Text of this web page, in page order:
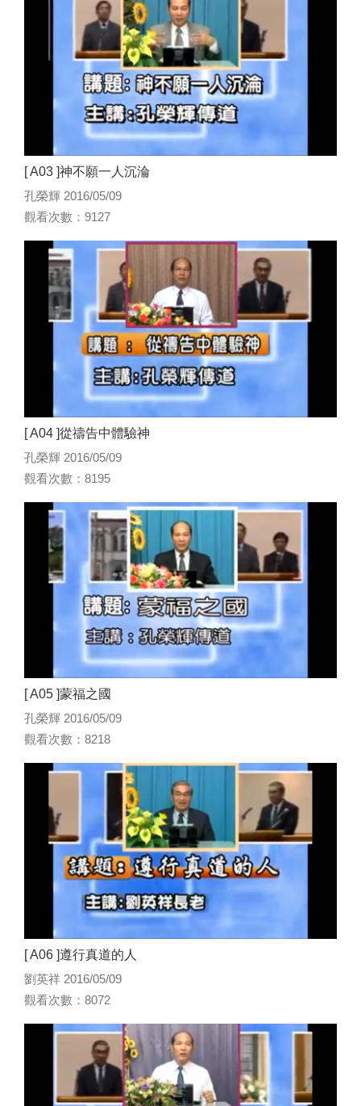
[ A03 ]神不願一人沉淪
孔榮輝 2016/05/09
觀看次數：9127
[ A04 ]從禱告中體驗神
孔榮輝 2016/05/09
觀看次數：8195
[ A05 ]蒙福之國
孔榮輝 2016/05/09
觀看次數：8218
[ A06 ]遵行真道的人
劉英祥 2016/05/09
觀看次數：8072